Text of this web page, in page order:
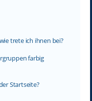
trete ich ihnen bei?
farbig
Startseite?